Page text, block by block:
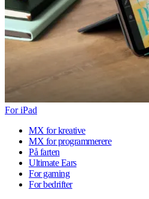
For iPad
MX for kreative
MX for programmerere
På farten
Ultimate Ears
For gaming
For bedrifter